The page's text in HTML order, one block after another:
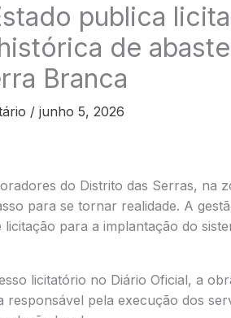
publica
de
Branca
/ junho 5, 2026
do Distrito das Serras, na
para se tornar realidade. A
para a implantação do
licitatório no Diário Oficial, a
responsável pela execução dos